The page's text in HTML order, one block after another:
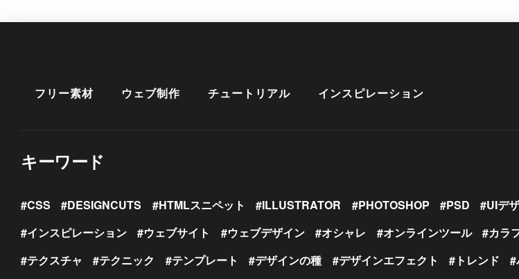
フリー素材 ウェブ制作 チュートリアル インスピレーション
キーワード
CSS DESIGNCUTS HTMLスニペット ILLUSTRATOR PHOTOSHOP PSD UIデ
インスピレーション
ウェブサイト ウェブデザイン オシャレ オンラインツール カラ
テクスチャ
テクニック テンプレート デザインの種 デザインエフェクト トレンド